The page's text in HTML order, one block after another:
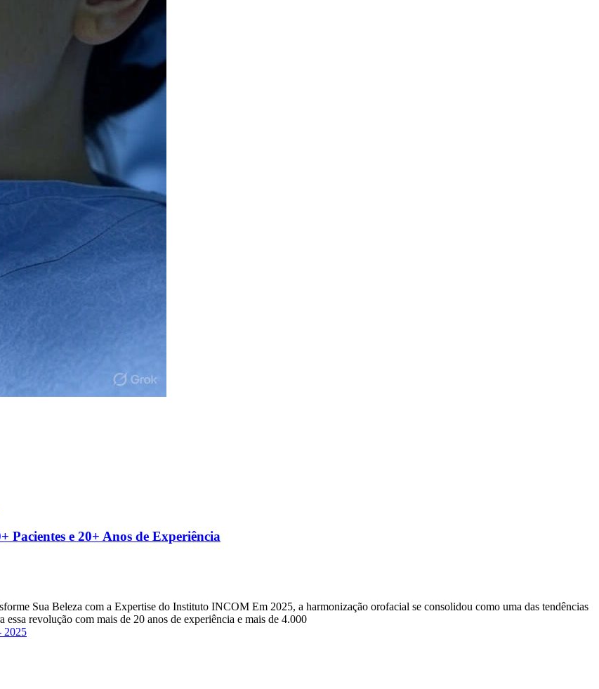
e 20+ Anos de Experiência
Sua Beleza com a Expertise do Instituto INCOM Em 2025, a harmonização orofacial se consolidou como uma das tendências
revolução com mais de 20 anos de experiência e mais de 4.000
2025